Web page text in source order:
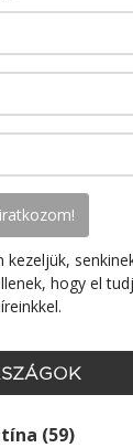
hogy el
(59)